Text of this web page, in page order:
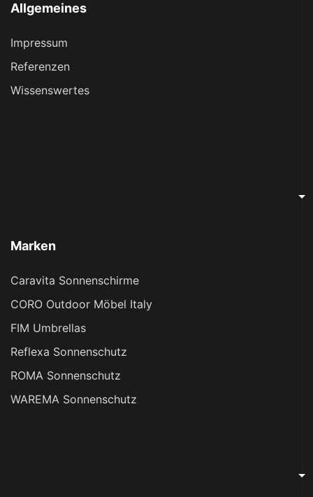
Allgemeines
Impressum
Referenzen
Wissenswertes
Marken
Caravita Sonnenschirme
CORO Outdoor Möbel Italy
FIM Umbrellas
Reflexa Sonnenschutz
ROMA Sonnenschutz
WAREMA Sonnenschutz